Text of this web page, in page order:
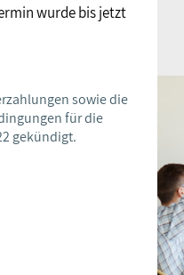
wurde bis jetzt
sowie die
für die
gekündigt.